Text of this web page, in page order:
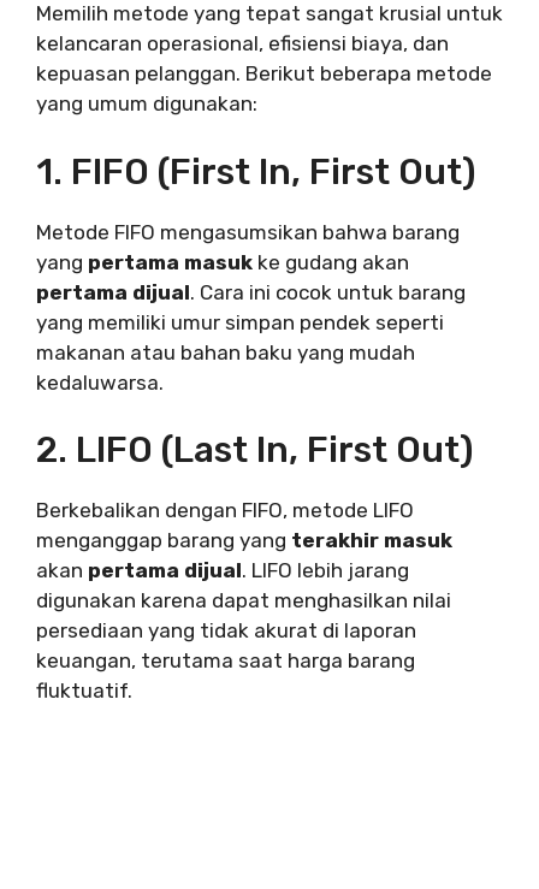
Memilih metode yang tepat sangat krusial untuk
kelancaran operasional, efisiensi biaya, dan
kepuasan pelanggan. Berikut beberapa metode
yang umum digunakan:
1. FIFO (First In, First Out)
Metode FIFO mengasumsikan bahwa barang
yang pertama masuk ke gudang akan
pertama dijual. Cara ini cocok untuk barang
yang memiliki umur simpan pendek seperti
makanan atau bahan baku yang mudah
kedaluwarsa.
2. LIFO (Last In, First Out)
Berkebalikan dengan FIFO, metode LIFO
menganggap barang yang terakhir masuk
akan pertama dijual. LIFO lebih jarang
digunakan karena dapat menghasilkan nilai
persediaan yang tidak akurat di laporan
keuangan, terutama saat harga barang
fluktuatif.